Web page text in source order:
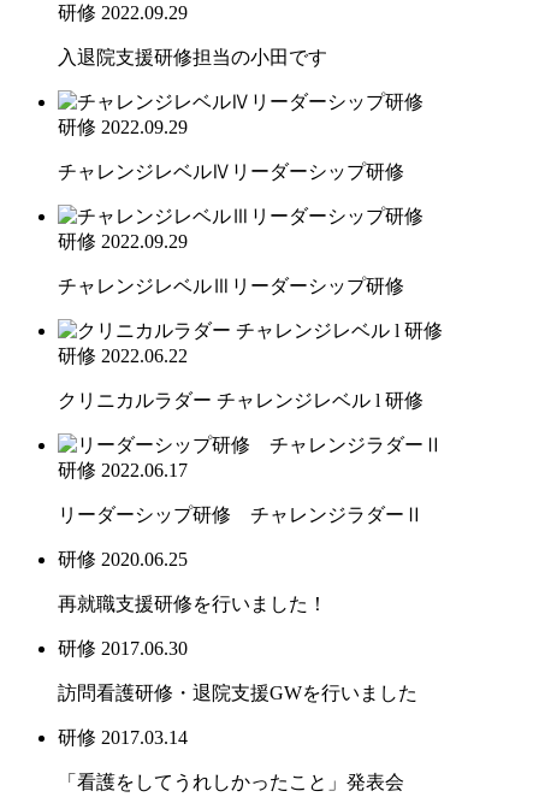
研修 2022.09.29
入退院支援研修担当の小田です
研修 2022.09.29
チャレンジレベルⅣリーダーシップ研修
研修 2022.09.29
チャレンジレベルⅢリーダーシップ研修
研修 2022.06.22
クリニカルラダー チャレンジレベル l 研修
研修 2022.06.17
リーダーシップ研修 チャレンジラダーⅡ
研修 2020.06.25
再就職支援研修を行いました！
研修 2017.06.30
訪問看護研修・退院支援GWを行いました
研修 2017.03.14
「看護をしてうれしかったこと」発表会